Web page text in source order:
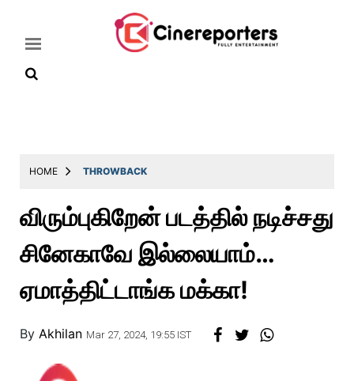
Latest
Throwback
Television
Reviews
Photos
Story
HOME THROWBACK
விரும்புகிறேன் படத்தில் நடிச்சது
சினேகாவே இல்லையாம்…
ஏமாத்திட்டாங்க மக்கா!
By Akhilan Mar 27, 2024, 19:55 IST